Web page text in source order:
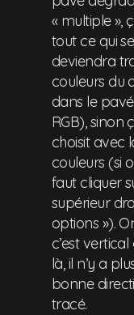
« multiple »,
tout ce qui
deviendra
couleurs du
dans le
RGB), sinon
choisit avec
couleurs (si
faut cliquer
supérieur
options »).
c’est
là, il n’y a
bonne
tracé.